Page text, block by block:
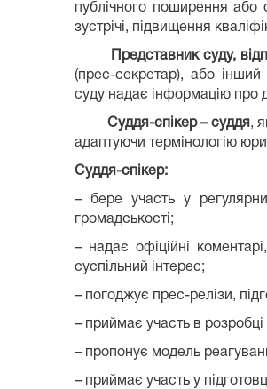
публічного поширення або
зустрічі, підвищення
Представник суду,
(прес-секретар), або
суду надає інформацію про
Суддя-спікер – суддя,
адаптуючи термінологію
Суддя-спікер:
– бере участь у
громадськості;
– надає офіційні
суспільний інтерес;
– погоджує прес-релізи,
– приймає участь в розробці
– пропонує модель
– приймає участь у